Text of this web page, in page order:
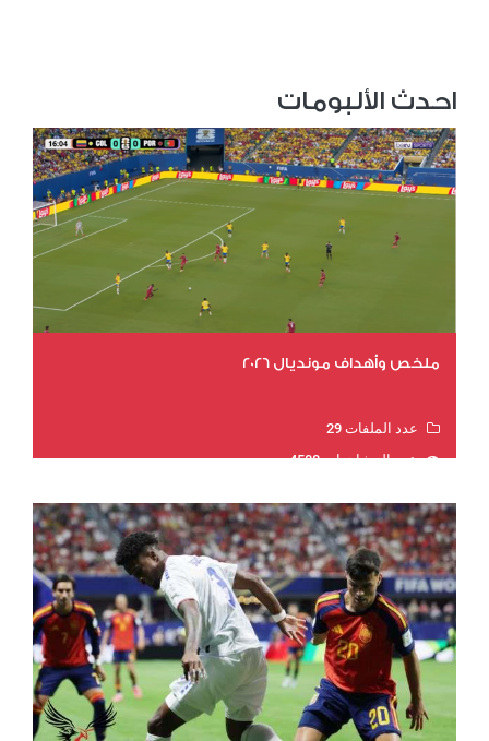
احدث الألبومات
ملخص وأهداف مونديال 2026
عدد الملفات 29
عدد المشاهدات 4588